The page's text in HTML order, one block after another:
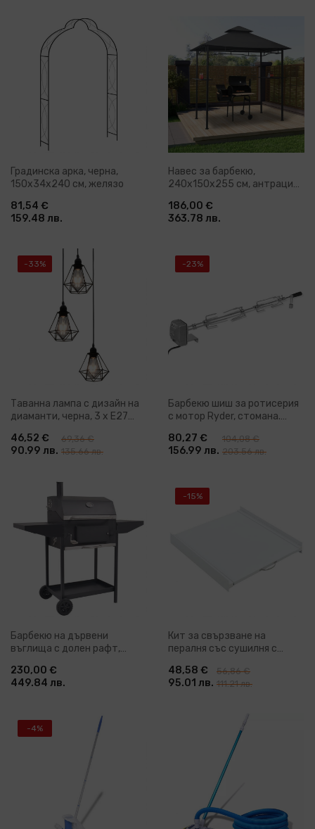
Градинска арка, черна,
150x34x240 см, желязо
81,54 €
159.48 лв.
Навес за барбекю,
240x150x255 см, антрацит,
186,00 €
363.78 лв.
-33%
Таванна лампа с дизайн на
диаманти, черна, 3 x E27
46,52 €
90.99 лв.
69,36 €
135.66 лв.
-23%
Барбекю шиш за ротисерия
с мотор Ryder, стомана.
80,27 €
156.99 лв.
104,08 €
203.56 лв.
Барбекю на дървени
въглища с долен рафт,
230,00 €
449.84 лв.
-15%
Кит за свързване на
пералня със сушилня с
48,58 €
95.01 лв.
56,86 €
111.21 лв.
-4%